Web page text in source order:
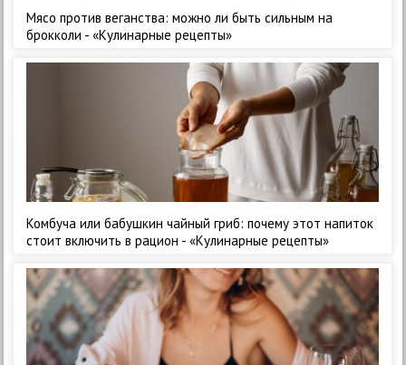
Мясо против веганства: можно ли быть сильным на
брокколи - «Кулинарные рецепты»
Комбуча или бабушкин чайный гриб: почему этот напиток
стоит включить в рацион - «Кулинарные рецепты»